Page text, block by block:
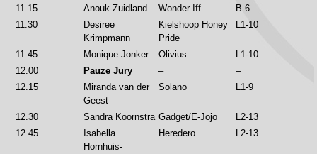
11.15 Anouk Zuidland Wonder Iff
B-6
11:30
Desiree
Krimpmann
Kielshoop Honey
Pride
L1-10
11.45 Monique Jonker Olivius
L1-10
12.00
Pauze Jury –
–
12.15
Miranda van der
Geest
Solano L1-9
12.30 Sandra Koornstra Gadget/E-Jojo
L2-13
12.45
Isabella
Hornhuis-
Heredero L2-13